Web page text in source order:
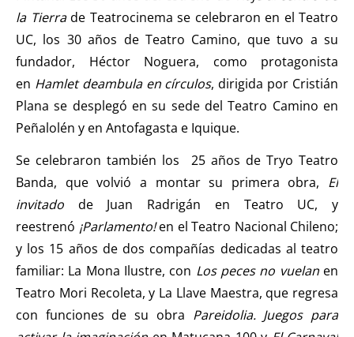
la Tierrade Teatrocinema se celebraron en el Teatro
UC, los 30 años de Teatro Camino, que tuvo a su
fundador, Héctor Noguera, como protagonista
en Hamlet deambula en círculos, dirigida por Cristián
Plana se desplegó en su sede del Teatro Camino en
Peñalolén y en Antofagasta e Iquique.
Se celebraron también los 25 años de Tryo Teatro
Banda, que volvió a montar su primera obra, El
invitado de Juan Radrigán en Teatro UC, y
reestrenó ¡Parlamento!en el Teatro Nacional Chileno;
y los 15 años de dos compañías dedicadas al teatro
familiar: La Mona Ilustre, con Los peces no vuelan en
Teatro Mori Recoleta, y La Llave Maestra, que regresa
con funciones de su obra Pareidolia. Juegos para